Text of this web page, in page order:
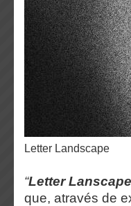
Letter Landscape
“Letter Lanscape
que, através de